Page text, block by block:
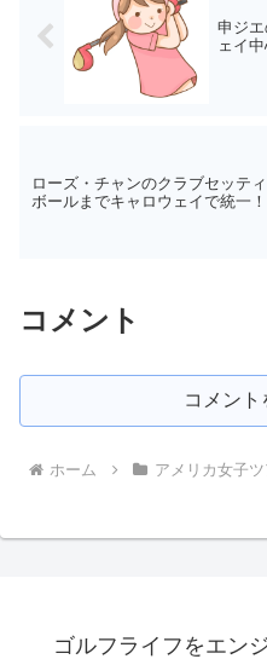
申ジ
ェイ
ローズ・チャンのクラブセッティ
ボールまでキャロウェイで統一！
コメント
コメント
ホーム アメリカ女子
ゴルフライフをエン